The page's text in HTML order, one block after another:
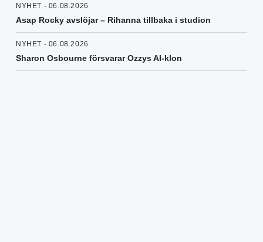
NYHET - 06.08.2026
Asap Rocky avslöjar – Rihanna tillbaka i studion
NYHET - 06.08.2026
Sharon Osbourne försvarar Ozzys AI-klon